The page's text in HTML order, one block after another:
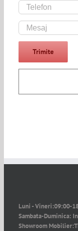
Luni - Vineri:09:00-
Sambata-Duminica:
Showroom Mobilier: